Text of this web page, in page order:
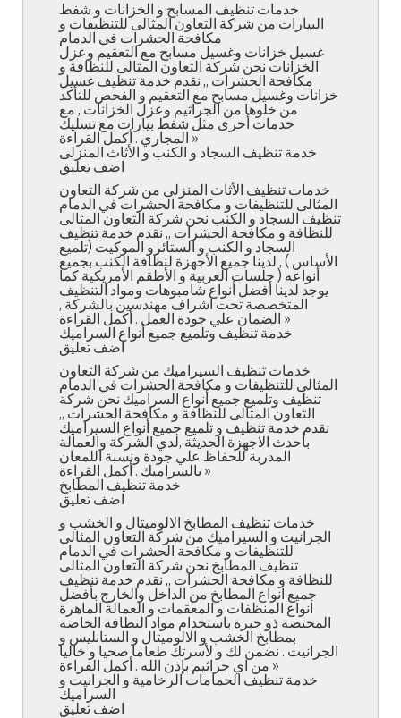
خدمات تنظيف المسابح و الخزانات و شفط
البيارات من شركة التعاون المثالى للتنظيفات و
مكافحة الحشرات في الدمام
غسيل خزانات وغسيل مسابح مع التعقيم وعزل
الخزانات نحن شركة التعاون المثالى للنظافة و
مكافحة الحشرات ,, نقدم خدمة تنظيف غسيل
خزانات وغسيل مسابح مع التعقيم و الفحص للتأكد
من خلوها من الجراثيم وعزل الخزانات , مع
خدمات أخرى مثل شفط بيارات مع تسليك
المجاري . أكمل القراءة »
خدمة تنظيف السجاد و الكنب و الأثاث المنزلى
اضف تعليق
خدمات تنظيف الأثاث المنزلى من شركة التعاون
المثالى للتنظيفات و مكافحة الحشرات في الدمام
تنظيف السجاد و الكنب نحن شركة التعاون المثالى
للنظافة و مكافحة الحشرات ,, نقدم خدمة تنظيف
السجاد و الكنب و الستائرو الموكيت (تلميع
الأساس ) , لدينا جميع الأجهزة لنظافة الكنب بجميع
أنواعه ( جلسات العربية و الأطقم الأمريكية كما
يوجد لدينا أفضل أنواع شامبوهات ومواد التنظيف
المتخصصة تحت اشراف مهندسين بالشركة ,
الضمان علي جودة العمل . أكمل القراءة »
خدمة تنظيف وتلميع جميع أنواع السراميك
اضف تعليق
خدمات تنظيف السيراميك من شركة التعاون
المثالى للتنظيفات و مكافحة الحشرات في الدمام
تنظيف وتلميع جميع أنواع السراميك نحن شركة
التعاون المثالى للنظافة و مكافحة الحشرات ,,
نقدم خدمة تنظيف و تلميع جميع أنواع السيراميك
بأحدث الاجهزة الحديثة ,لدي الشركة والعمالة
المدربة للحفاظ علي جودة ونسبة اللمعان
بالسراميك . أكمل القراءة »
خدمة تنظيف المطابخ
اضف تعليق
خدمات تنظيف المطابخ الالوميتال و الخشب و
الجرانيت و السيراميك من شركة التعاون المثالى
للتنظيفات و مكافحة الحشرات في الدمام
تنظيف المطابخ نحن شركة التعاون المثالى
للنظافة و مكافحة الحشرات ,, نقدم خدمة تنظيف
جميع انواع المطابخ من الداخل والخارج بأفضل
انواع المنظفات و المعقمات و العمالة الماهرة
المختصة ذو خبرة باستخدام مواد النظافة الخاصة
بمطابخ الخشب و الالوميتال و الستانليس و
الجرانيت . نضمن لك و لأسرتك طعاما صحيا و خاليا
من اي جراثيم بإذن الله . أكمل القراءة »
خدمة تنظيف الحمامات الرخامية و الجرانيت و
السراميك
اضف تعليق